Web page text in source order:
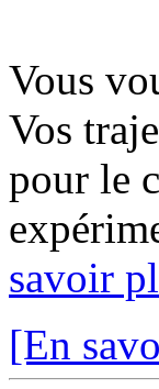
Vous
Vos
pour le
savoir
[En